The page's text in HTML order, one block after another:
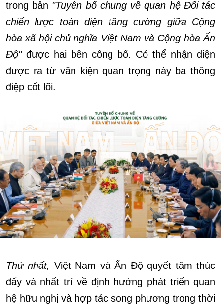
trong bản "Tuyên bố chung về quan hệ Đối tác
chiến lược toàn diện tăng cường giữa Cộng
hòa xã hội chủ nghĩa Việt Nam và Cộng hòa Ấn
Độ"được hai bên công bố. Có thể nhận diện
được ra từ văn kiện quan trọng này ba thông
điệp cốt lõi.
Thứ nhất, Việt Nam và Ấn Độ quyết tâm thúc
đẩy và nhất trí về định hướng phát triển quan
hệ hữu nghị và hợp tác song phương trong thời